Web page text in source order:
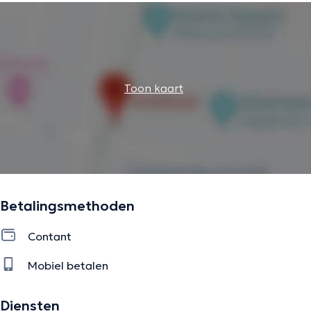
Toon kaart
Betalingsmethoden
Contant
Mobiel betalen
Diensten